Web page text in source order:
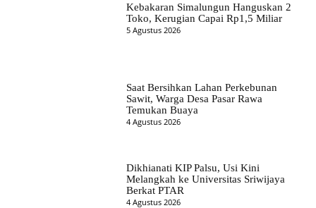
Kebakaran Simalungun Hanguskan 2
Toko, Kerugian Capai Rp1,5 Miliar
5 Agustus 2026
Saat Bersihkan Lahan Perkebunan
Sawit, Warga Desa Pasar Rawa
Temukan Buaya
4 Agustus 2026
Dikhianati KIP Palsu, Usi Kini
Melangkah ke Universitas Sriwijaya
Berkat PTAR
4 Agustus 2026